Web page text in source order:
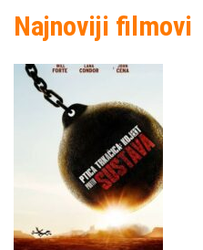
Najnoviji filmovi